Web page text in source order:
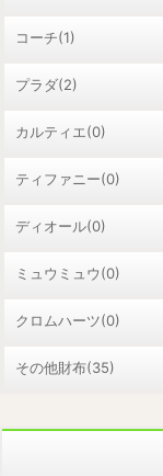
コーチ(1)
プラダ(2)
カルティエ(0)
ティファニー(0)
ディオール(0)
ミュウミュウ(0)
クロムハーツ(0)
その他財布(35)